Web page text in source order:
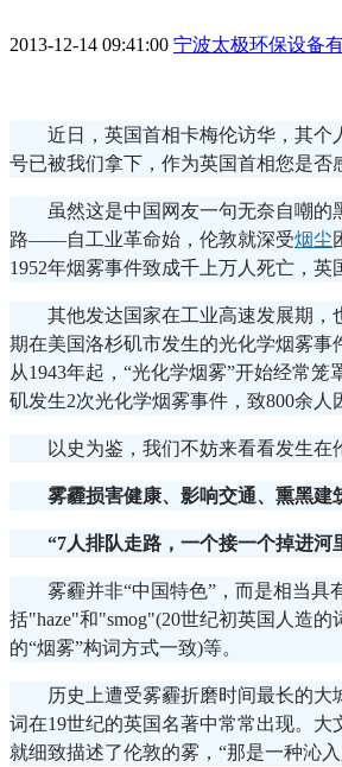
2013-12-14 09:41:00 宁波太极环保设备
近日，英国首相卡梅伦访华，其个
号已被我们拿下，作为英国首相您是否
虽然这是中国网友一句无奈自嘲
路――自工业革命始，伦敦就深受烟尘
1952年烟雾事件致成千上万人死亡，英
其他发达国家在工业高速发展期，
期在美国洛杉矶市发生的光化学烟雾事
从1943年起，“光化学烟雾”开始经常
矶发生2次光化学烟雾事件，致800余人
以史为鉴，我们不妨来看看发生在
雾霾损害健康、影响交通、熏黑建
“7人排队走路，一个接一个掉进河
雾霾并非“中国特色”，而是相当具
括"haze"和"smog"(20世纪初英国人造
的“烟雾”构词方式一致)等。
历史上遭受雾霾折磨时间最长的大
词在19世纪的英国名著中常常出现。
就细致描述了伦敦的雾，“那是一种沁